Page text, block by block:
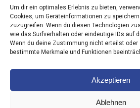
Um dir ein optimales Erlebnis zu bieten,
Cookies, um Geräteinformationen zu
zuzugreifen. Wenn du diesen Technologien
wie das Surfverhalten oder eindeutige IDs auf
Wenn du deine Zustimmung nicht erteilst
bestimmte Merkmale und Funktionen
Akzeptieren
Ablehnen
schorn - architektur ZT GmbH
Belgradplatz 5/5
1100 Wien
arch-schorn.com